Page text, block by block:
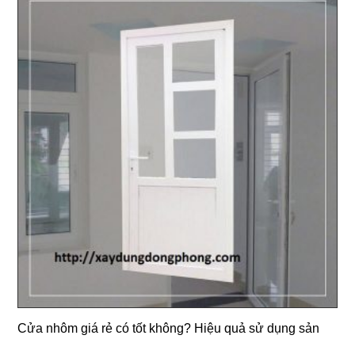
Cửa nhôm giá rẻ có tốt không? Hiệu quả sử dụng sản